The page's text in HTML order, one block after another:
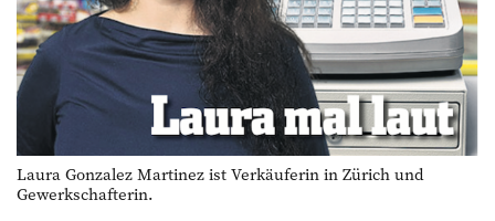
Laura Gonzalez Martinez ist Verkäuferin in Zürich und
Gewerkschafterin.